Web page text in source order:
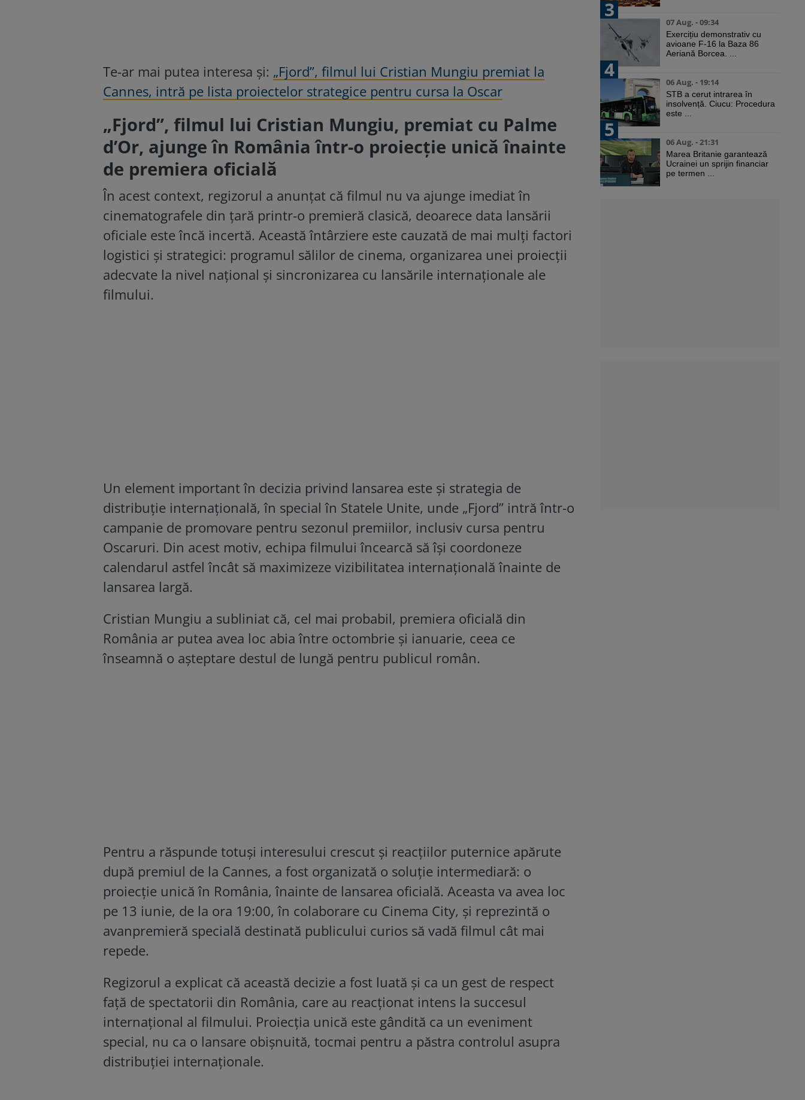
Te-ar mai putea interesa și: „Fjord”, filmul lui Cristian Mungiu premiat la
Cannes, intră pe lista proiectelor strategice pentru cursa la Oscar
„Fjord”, filmul lui Cristian Mungiu, premiat cu Palme
d’Or, ajunge în România într-o proiecție unică înainte
de premiera oficială
În acest context, regizorul a anunțat că filmul nu va ajunge imediat în
cinematografele din țară printr-o premieră clasică, deoarece data lansării
oficiale este încă incertă. Această întârziere este cauzată de mai mulți factori
logistici și strategici: programul sălilor de cinema, organizarea unei proiecții
adecvate la nivel național și sincronizarea cu lansările internaționale ale
filmului.
Un element important în decizia privind lansarea este și strategia de
distribuție internațională, în special în Statele Unite, unde „Fjord” intră într-o
campanie de promovare pentru sezonul premiilor, inclusiv cursa pentru
Oscaruri. Din acest motiv, echipa filmului încearcă să își coordoneze
calendarul astfel încât să maximizeze vizibilitatea internațională înainte de
lansarea largă.
Cristian Mungiu a subliniat că, cel mai probabil, premiera oficială din
România ar putea avea loc abia între octombrie și ianuarie, ceea ce
înseamnă o așteptare destul de lungă pentru publicul român.
Pentru a răspunde totuși interesului crescut și reacțiilor puternice apărute
după premiul de la Cannes, a fost organizată o soluție intermediară: o
proiecție unică în România, înainte de lansarea oficială. Aceasta va avea loc
pe 13 iunie, de la ora 19:00, în colaborare cu Cinema City, și reprezintă o
avanpremieră specială destinată publicului curios să vadă filmul cât mai
repede.
Regizorul a explicat că această decizie a fost luată și ca un gest de respect
față de spectatorii din România, care au reacționat intens la succesul
internațional al filmului. Proiecția unică este gândită ca un eveniment
special, nu ca o lansare obișnuită, tocmai pentru a păstra controlul asupra
distribuției internaționale.
3
07 Aug. - 09:34
Exercițiu demonstrativ cu
avioane F-16 la Baza 86
Aeriană Borcea. ...
4
06 Aug. - 19:14
STB a cerut intrarea în
insolvență. Ciucu: Procedura
este ...
5
06 Aug. - 21:31
Marea Britanie garantează
Ucrainei un sprijin financiar
pe termen ...